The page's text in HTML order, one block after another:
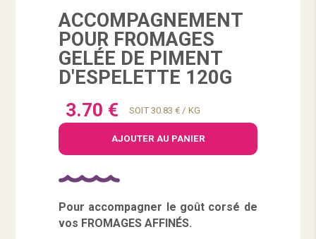
ACCOMPAGNEMENT
POUR FROMAGES
GELÉE DE PIMENT
D'ESPELETTE 120G
3.70 €
SOIT 30.83 € / KG
AJOUTER AU PANIER
Pour accompagner le goût corsé de
vos FROMAGES AFFINÉS.